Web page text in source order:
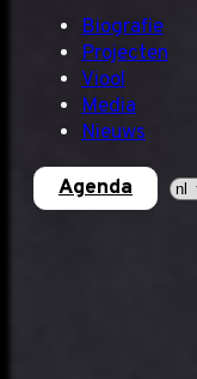
Biografie
Projecten
Viool
Media
Nieuws
Agenda